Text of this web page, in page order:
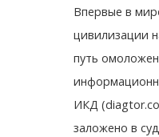
Впервые в
цивилизации
путь
ИКД
заложено в